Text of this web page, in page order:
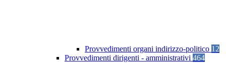
Provvedimenti organi indirizzo-politico 12
Provvedimenti dirigenti - amministrativi 464